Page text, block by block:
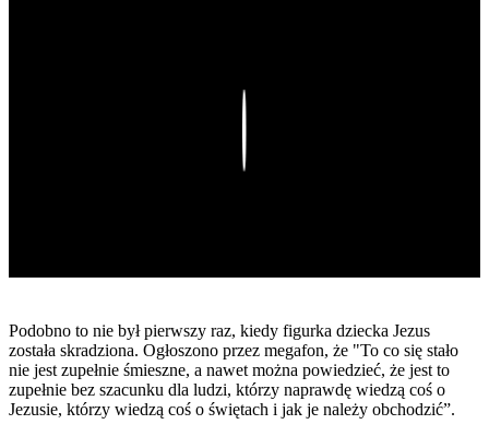
Podobno to nie był pierwszy raz, kiedy figurka dziecka Jezus
została skradziona. Ogłoszono przez megafon, że "To co się stało
nie jest zupełnie śmieszne, a nawet można powiedzieć, że jest to
zupełnie bez szacunku dla ludzi, którzy naprawdę wiedzą coś o
Jezusie, którzy wiedzą coś o świętach i jak je należy obchodzić”.